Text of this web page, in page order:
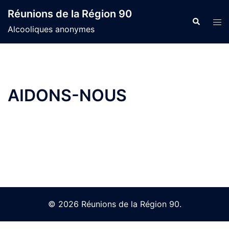
content
Réunions de la Région 90
Alcooliques anonymes
Search
AIDONS-NOUS
© 2026 Réunions de la Région 90.